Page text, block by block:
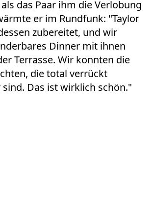
das Paar ihm die Verlobung
er im Rundfunk: "Taylor
zubereitet, und wir
Dinner mit ihnen
Terrasse. Wir konnten die
die total verrückt
Das ist wirklich schön."